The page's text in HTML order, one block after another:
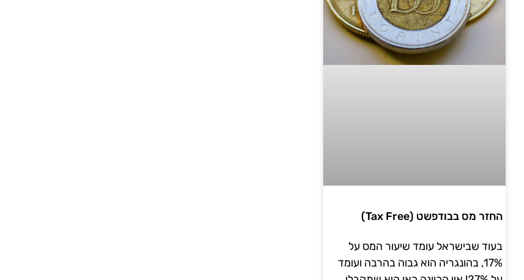
החזר מס בבודפשט (Tax Free)
בעוד שבישראל עומד שיעור המס על
17%, בהונגריה הוא גבוה בהרבה ועומד